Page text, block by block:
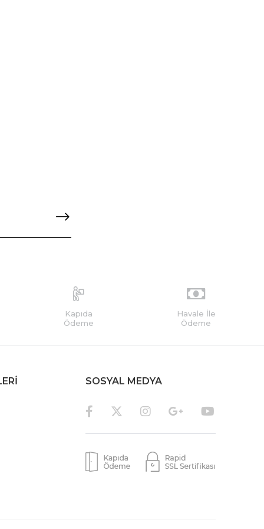
Kapıda
Ödeme
Havale İle
Ödeme
SOSYAL MEDYA